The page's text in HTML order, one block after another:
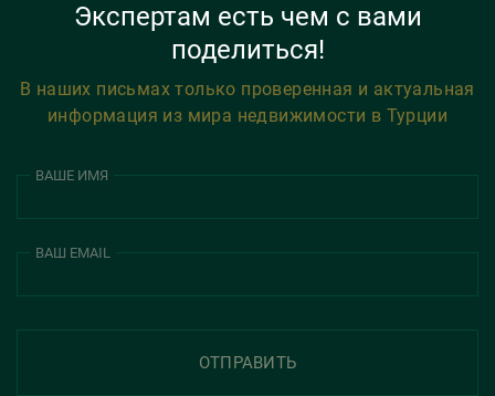
Экспертам есть чем с вами
поделиться!
В наших письмах только проверенная и актуальная
информация из мира недвижимости в Турции
ВАШЕ ИМЯ
ВАШ EMAIL
ОТПРАВИТЬ